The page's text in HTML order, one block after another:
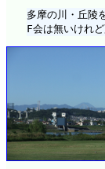
多摩の川・丘陵